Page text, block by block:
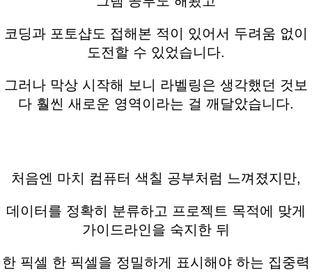
코딩과 포토샵도 접해본 적이 있어서 두려움 없이
도전할 수 있었습니다.
그러나 막상 시작해 보니 라벨링은 생각했던 것보
다 훨씬 새로운 영역이라는 걸 깨달았습니다.
처음엔 마치 컴퓨터 색칠 공부처럼 느껴졌지만,
데이터를 정확히 분류하고 프로젝트 목적에 맞게
가이드라인을 숙지한 뒤
한 픽셀 한 픽셀을 정밀하게 표시해야 하는 집중력